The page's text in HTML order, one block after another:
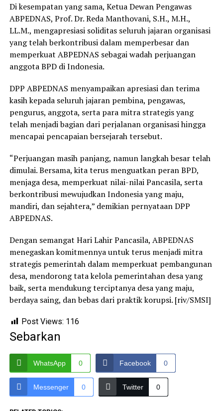
Di kesempatan yang sama, Ketua Dewan Pengawas
ABPEDNAS, Prof. Dr. Reda Manthovani, S.H., M.H.,
LL.M., mengapresiasi soliditas seluruh jajaran organisasi
yang telah berkontribusi dalam memperbesar dan
memperkuat ABPEDNAS sebagai wadah perjuangan
anggota BPD di Indonesia.
DPP ABPEDNAS menyampaikan apresiasi dan terima
kasih kepada seluruh jajaran pembina, pengawas,
pengurus, anggota, serta para mitra strategis yang
telah menjadi bagian dari perjalanan organisasi hingga
mencapai pencapaian bersejarah tersebut.
“Perjuangan masih panjang, namun langkah besar telah
dimulai. Bersama, kita terus menguatkan peran BPD,
menjaga desa, memperkuat nilai-nilai Pancasila, serta
berkontribusi mewujudkan Indonesia yang maju,
mandiri, dan sejahtera,” demikian pernyataan DPP
ABPEDNAS.
Dengan semangat Hari Lahir Pancasila, ABPEDNAS
menegaskan komitmennya untuk terus menjadi mitra
strategis pemerintah dalam memperkuat pembangunan
desa, mendorong tata kelola pemerintahan desa yang
baik, serta mendukung terciptanya desa yang maju,
berdaya saing, dan bebas dari praktik korupsi. [riv/SMSI]
Post Views: 116
Sebarkan
WhatsApp 0 Facebook 0
Messenger 0 Twitter 0